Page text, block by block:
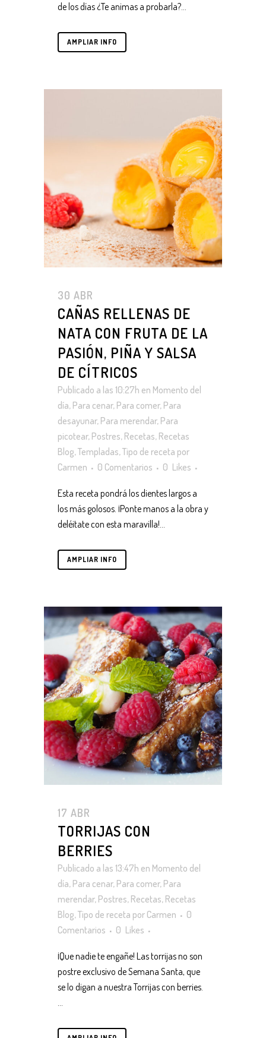
de los días ¿Te animas a probarla?...
AMPLIAR INFO
30 ABR
CAÑAS RELLENAS DE
NATA CON FRUTA DE LA
PASIÓN, PIÑA Y SALSA
DE CÍTRICOS
Publicado a las 10:27h en Momento del
día, Para cenar, Para comer, Para
desayunar, Para merendar, Para
picotear, Postres, Recetas, Recetas
Blog,Templadas,Tipo de receta por
Carmen
0 Comentarios 0 Likes
Esta receta pondrá los dientes largos a
los más golosos. ¡Ponte manos a la obra y
deléitate con esta maravilla!...
AMPLIAR INFO
17 ABR
TORRIJAS CON
BERRIES
Publicado a las 13:47h en Momento del
día, Para cenar, Para comer, Para
merendar, Postres, Recetas, Recetas
Blog,Tipo de receta por Carmen
0
Comentarios
0 Likes
¡Que nadie te engañe! Las torrijas no son
postre exclusivo de Semana Santa, que
se lo digan a nuestra Torrijas con berries.
...